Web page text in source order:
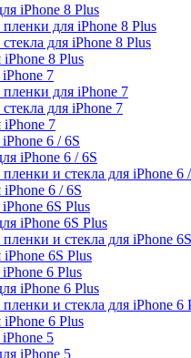
iPhone 8 Plus
для iPhone 8 Plus
для iPhone 8 Plus
8 Plus
7
для iPhone 7
для iPhone 7
7
6 / 6S
iPhone 6 / 6S
и стекла для iPhone 6
6 / 6S
6S Plus
iPhone 6S Plus
и стекла для iPhone
6S Plus
6 Plus
iPhone 6 Plus
и стекла для iPhone 6
6 Plus
5
iPhone 5